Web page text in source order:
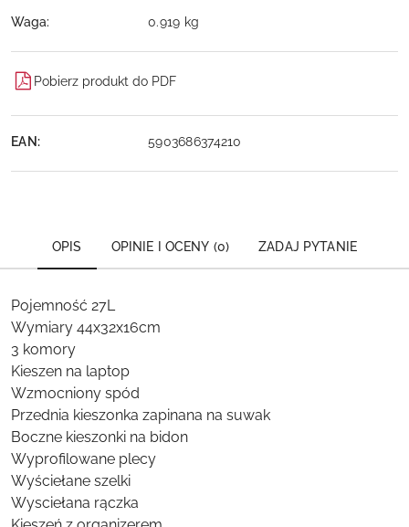
Waga: 0.919 kg
Pobierz produkt do PDF
EAN: 5903686374210
OPIS OPINIE I OCENY (0) ZADAJ PYTANIE
Pojemność 27L
Wymiary 44x32x16cm
3 komory
Kieszen na laptop
Wzmocniony spód
Przednia kieszonka zapinana na suwak
Boczne kieszonki na bidon
Wyprofilowane plecy
Wyściełane szelki
Wysciełana rączka